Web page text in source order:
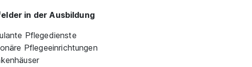
in der Ausbildung
Pflegedienste
Pflegeeinrichtungen